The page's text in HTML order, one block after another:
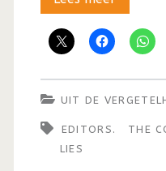
UIT DE
EDITORS. THE
LIES